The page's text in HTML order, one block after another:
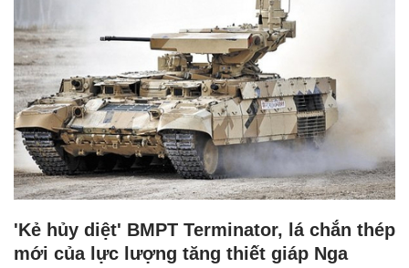
'Kẻ hủy diệt' BMPT Terminator, lá chắn thép
mới của lực lượng tăng thiết giáp Nga